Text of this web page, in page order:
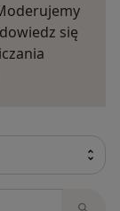
się